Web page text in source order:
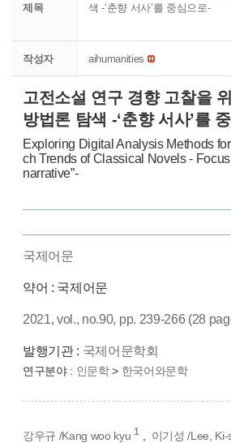
제목
색 -‘춘향 서사’를 중심으로-
작성자 aihumanities
고전소설 연구 경향 고찰을
방법론 탐색 -‘춘향 서사’를
Exploring Digital Analysis Methods
ch Trends of Classical Novels -
narrative”-
국제어문
약어 : 국제어문
2021, vol., no.90, pp. 239-266 (28
발행기관 : 국제어문학회
연구분야 : 인문학> 한국어와문학
강우규 /Kang woo kyu 1, 이기성 /Lee, Ki-